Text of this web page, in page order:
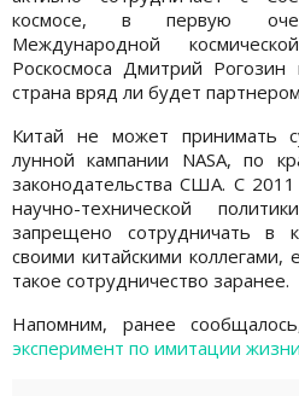
космосе, в первую
Международной
Роскосмоса Дмитрий Рогозин
страна вряд ли будет
Китай не может принимать
лунной кампании NASA, по
законодательства США. С
научно-технической
запрещено сотрудничать в
своими китайскими коллегами,
такое сотрудничество заранее.
Напомним, ранее
эксперимент по имитации